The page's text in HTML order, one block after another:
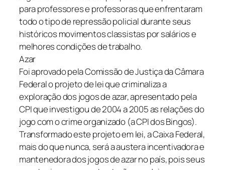
para professores e professoras que enfrentaram
todo o tipo de repressão policial durante seus
históricos movimentos classistas por salários e
melhores condições de trabalho.
Azar
Foi aprovado pela Comissão de Justiça da Câmara
Federal o projeto de lei que criminaliza a
exploração dos jogos de azar, apresentado pela
CPI que investigou de 2004 a 2005 as relações do
jogo com o crime organizado (a CPI dos Bingos).
Transformado este projeto em lei, a Caixa Federal,
mais do que nunca, será a austera incentivadora e
mantenedora dos jogos de azar no país, pois seus